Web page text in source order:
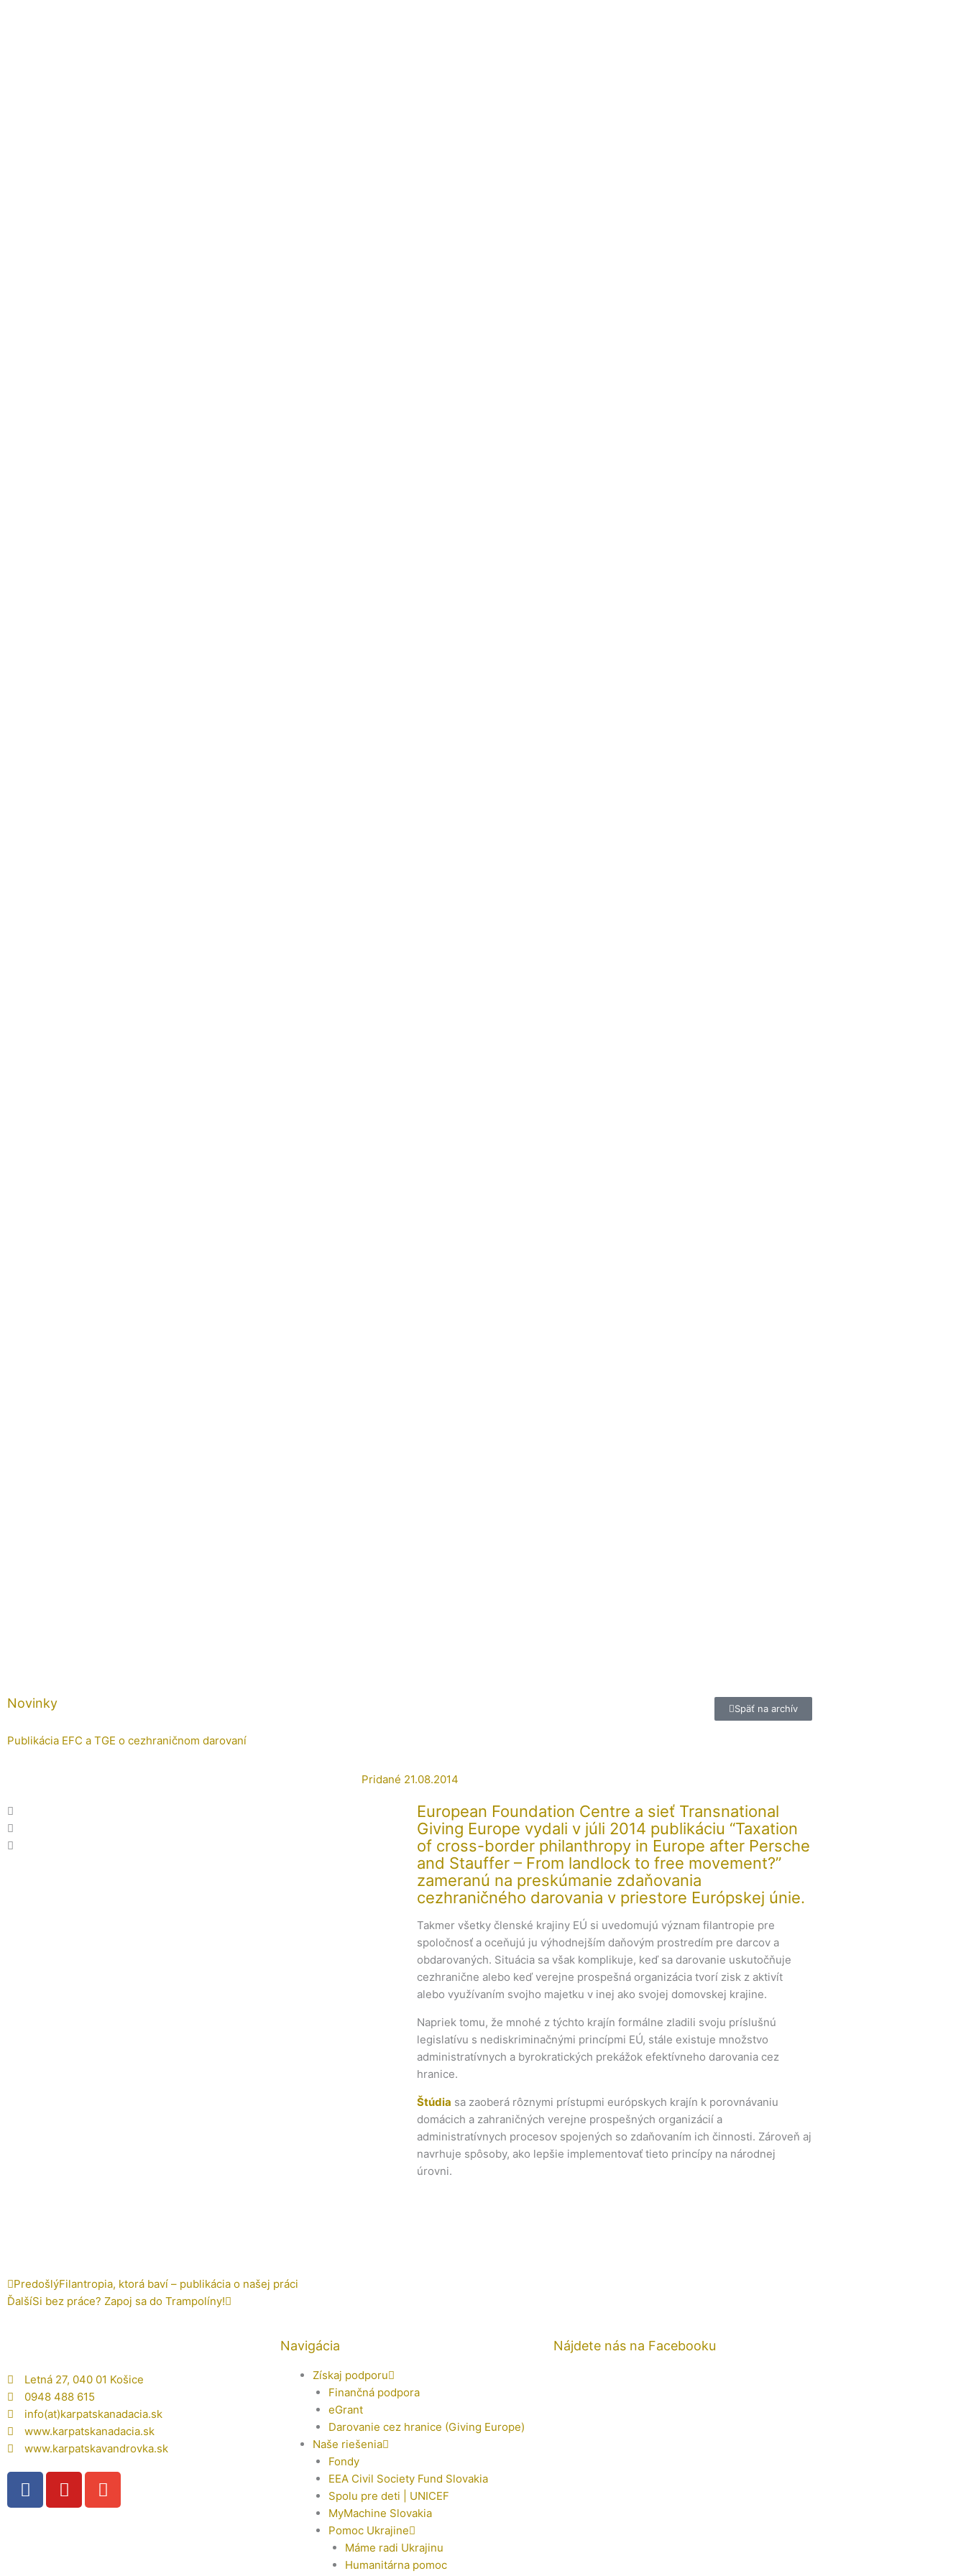
Novinky Späť na archív
Publikácia EFC a TGE o cezhraničnom darovaní
Pridané 21.08.2014
European Foundation Centre a sieť Transnational
Giving Europe vydali v júli 2014 publikáciu “Taxation
of cross-border philanthropy in Europe after Persche
and Stauffer – From landlock to free movement?”
zameranú na preskúmanie zdaňovania
cezhraničného darovania v priestore Európskej únie.
Takmer všetky členské krajiny EÚ si uvedomujú význam filantropie pre
spoločnosť a oceňujú ju výhodnejším daňovým prostredím pre darcov a
obdarovaných. Situácia sa však komplikuje, keď sa darovanie uskutočňuje
cezhranične alebo keď verejne prospešná organizácia tvorí zisk z aktivít
alebo využívaním svojho majetku v inej ako svojej domovskej krajine.
Napriek tomu, že mnohé z týchto krajín formálne zladili svoju príslušnú
legislatívu s nediskriminačnými princípmi EÚ, stále existuje množstvo
administratívnych a byrokratických prekážok efektívneho darovania cez
hranice.
Štúdia sa zaoberá rôznymi prístupmi európskych krajín k porovnávaniu
domácich a zahraničných verejne prospešných organizácií a
administratívnych procesov spojených so zdaňovaním ich činnosti. Zároveň aj
navrhuje spôsoby, ako lepšie implementovať tieto princípy na národnej
úrovni.
Prev
PredošlýFilantropia, ktorá baví – publikácia o našej práci
ĎalšíSi bez práce? Zapoj sa do Trampolíny!
Ďalšie
Letná 27, 040 01 Košice
0948 488 615
info(at)karpatskanadacia.sk
www.karpatskanadacia.sk
www.karpatskavandrovka.sk
F
a
Y
o
E
n
Navigácia
Získaj podporu
Finančná podpora
eGrant
Darovanie cez hranice (Giving Europe)
Naše riešenia
Fondy
EEA Civil Society Fund Slovakia
Spolu pre deti | UNICEF
MyMachine Slovakia
Pomoc Ukrajine
Máme radi Ukrajinu
Humanitárna pomoc
Nájdete nás na Facebooku